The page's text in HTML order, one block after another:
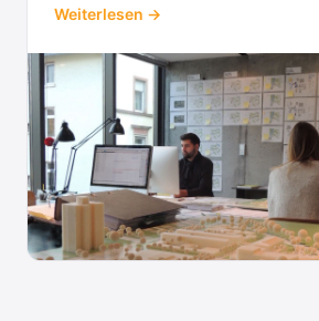
Weiterlesen →